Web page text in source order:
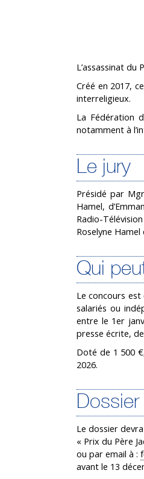
L’assassinat du
Créé en 2017,
interreligieux.
La Fédération
notamment à
Le jury
Présidé par
Hamel,
Radio-
Roselyne
Qui
Le concours
salariés ou
entre le 1er
presse écrite,
Doté de 1 500
2026.
Le dossier
« Prix du Père
ou par email à :
avant le 13